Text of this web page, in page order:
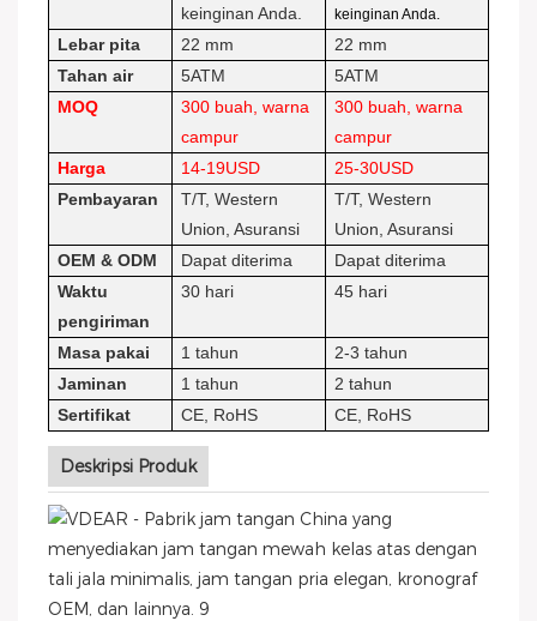
keinginan Anda. keinginan Anda.
Lebar pita 22 mm
22 mm
Tahan air
5ATM
5ATM
MOQ
300 buah, warna
campur
300 buah, warna
campur
Harga
14-19USD
25-30USD
Pembayaran
T/T, Western
Union, Asuransi
T/T, Western
Union, Asuransi
OEM & ODM
Dapat diterima
Dapat diterima
Waktu
pengiriman
30 hari 45 hari
Masa pakai 1 tahun
2-3 tahun
Jaminan
1 tahun
2 tahun
Sertifikat
CE, RoHS CE, RoHS
Deskripsi Produk